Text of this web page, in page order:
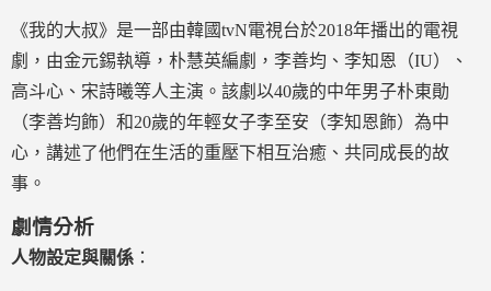
《我的大叔》是一部由韓國tvN電視台於2018年播出的電視
劇，由金元錫執導，朴慧英編劇，李善均、李知恩（IU）、
高斗心、宋詩曦等人主演。該劇以40歲的中年男子朴東勛
（李善均飾）和20歲的年輕女子李至安（李知恩飾）為中
心，講述了他們在生活的重壓下相互治癒、共同成長的故
事。
劇情分析
人物設定與關係 ：